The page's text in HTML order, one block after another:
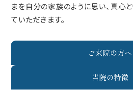
まを自分の家族のように思い、真心
ていただきます。
ご来院の方へ
当院の特徴